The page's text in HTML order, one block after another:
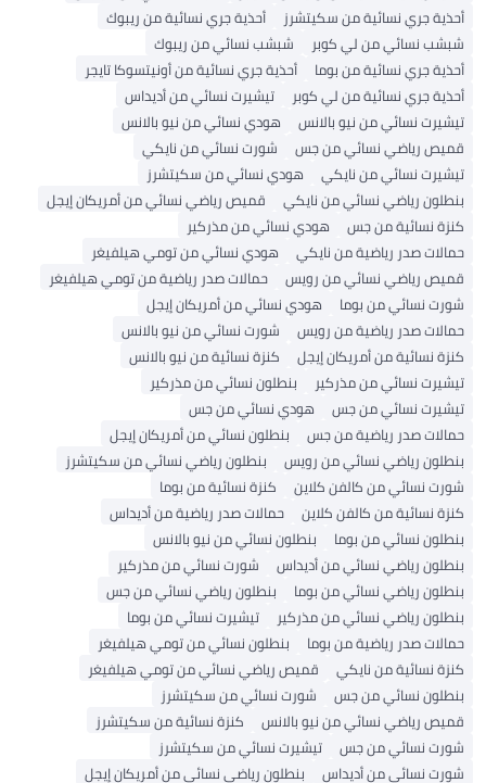
أحذية جري نسائية من سكيتشرز
أحذية جري نسائية من ريبوك
شبشب نسائي من لي كوبر
شبشب نسائي من ريبوك
أحذية جري نسائية من بوما
أحذية جري نسائية من أونيتسوكا تايجر
أحذية جري نسائية من لي كوبر
تيشيرت نسائي من أديداس
تيشيرت نسائي من نيو بالانس
هودي نسائي من نيو بالانس
قميص رياضي نسائي من جس
شورت نسائي من نايكي
تيشيرت نسائي من نايكي
هودي نسائي من سكيتشرز
بنطلون رياضي نسائي من نايكي
قميص رياضي نسائي من أمريكان إيجل
كنزة نسائية من جس
هودي نسائي من مذركير
حمالات صدر رياضية من نايكي
هودي نسائي من تومي هيلفيغر
قميص رياضي نسائي من رويس
حمالات صدر رياضية من تومي هيلفيغر
شورت نسائي من بوما
هودي نسائي من أمريكان إيجل
حمالات صدر رياضية من رويس
شورت نسائي من نيو بالانس
كنزة نسائية من أمريكان إيجل
كنزة نسائية من نيو بالانس
تيشيرت نسائي من مذركير
بنطلون نسائي من مذركير
تيشيرت نسائي من جس
هودي نسائي من جس
حمالات صدر رياضية من جس
بنطلون نسائي من أمريكان إيجل
بنطلون رياضي نسائي من رويس
بنطلون رياضي نسائي من سكيتشرز
شورت نسائي من كالفن كلاين
كنزة نسائية من بوما
كنزة نسائية من كالفن كلاين
حمالات صدر رياضية من أديداس
بنطلون نسائي من بوما
بنطلون نسائي من نيو بالانس
بنطلون رياضي نسائي من أديداس
شورت نسائي من مذركير
بنطلون رياضي نسائي من بوما
بنطلون رياضي نسائي من جس
بنطلون رياضي نسائي من مذركير
تيشيرت نسائي من بوما
حمالات صدر رياضية من بوما
بنطلون نسائي من تومي هيلفيغر
كنزة نسائية من نايكي
قميص رياضي نسائي من تومي هيلفيغر
بنطلون نسائي من جس
شورت نسائي من سكيتشرز
قميص رياضي نسائي من نيو بالانس
كنزة نسائية من سكيتشرز
شورت نسائي من جس
تيشيرت نسائي من سكيتشرز
شورت نسائي من أديداس
بنطلون رياضي نسائي من أمريكان إيجل